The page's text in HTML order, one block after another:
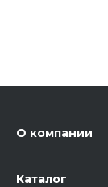
О компании
Каталог